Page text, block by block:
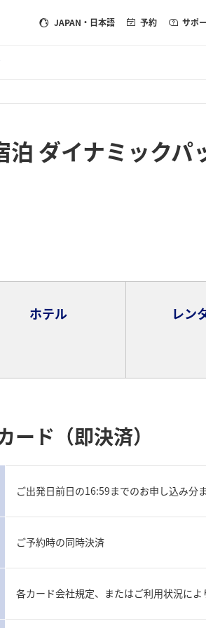
JAPAN ・日本語 予約 サポ
ダイナミックパ
ホテル レン
ード（即決済）
ご出発日前日の16:59までのお申し込み分
ご予約時の同時決済
各カード会社規定、またはご利用状況によ